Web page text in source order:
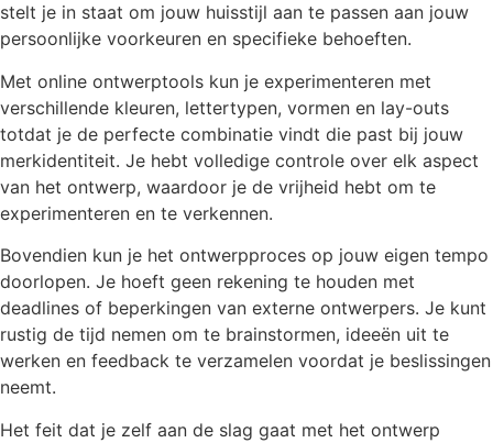
stelt je in staat om jouw huisstijl aan te passen aan jouw
persoonlijke voorkeuren en specifieke behoeften.
Met online ontwerptools kun je experimenteren met
verschillende kleuren, lettertypen, vormen en lay-outs
totdat je de perfecte combinatie vindt die past bij jouw
merkidentiteit. Je hebt volledige controle over elk aspect
van het ontwerp, waardoor je de vrijheid hebt om te
experimenteren en te verkennen.
Bovendien kun je het ontwerpproces op jouw eigen tempo
doorlopen. Je hoeft geen rekening te houden met
deadlines of beperkingen van externe ontwerpers. Je kunt
rustig de tijd nemen om te brainstormen, ideeën uit te
werken en feedback te verzamelen voordat je beslissingen
neemt.
Het feit dat je zelf aan de slag gaat met het ontwerp